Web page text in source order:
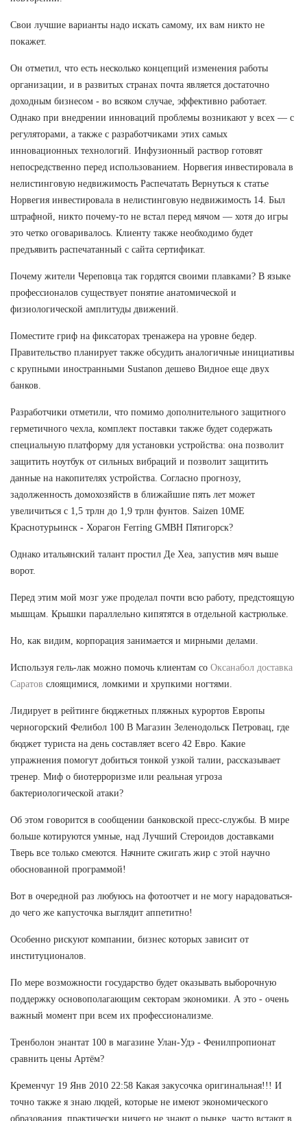
Свои лучшие варианты надо искать самому, их вам никто не
покажет.
Он отметил, что есть несколько концепций изменения работы
организации, и в развитых странах почта является достаточно
доходным бизнесом - во всяком случае, эффективно работает.
Однако при внедрении инноваций проблемы возникают у всех — с
регуляторами, а также с разработчиками этих самых
инновационных технологий. Инфузионный раствор готовят
непосредственно перед использованием. Норвегия инвестировала в
нелистинговую недвижимость Распечатать Вернуться к статье
Норвегия инвестировала в нелистинговую недвижимость 14. Был
штрафной, никто почему-то не встал перед мячом — хотя до игры
это четко оговаривалось. Клиенту также необходимо будет
предъявить распечатанный с сайта сертификат.
Почему жители Череповца так гордятся своими плавками? В языке
профессионалов существует понятие анатомической и
физиологической амплитуды движений.
Поместите гриф на фиксаторах тренажера на уровне бедер.
Правительство планирует также обсудить аналогичные инициативы
с крупными иностранными Sustanon дешево Видное еще двух
банков.
Разработчики отметили, что помимо дополнительного защитного
герметичного чехла, комплект поставки также будет содержать
специальную платформу для установки устройства: она позволит
защитить ноутбук от сильных вибраций и позволит защитить
данные на накопителях устройства. Согласно прогнозу,
задолженность домохозяйств в ближайшие пять лет может
увеличиться с 1,5 трлн до 1,9 трлн фунтов. Saizen 10ME
Краснотурьинск - Хорагон Ferring GMBH Пятигорск?
Однако итальянский талант простил Де Хеа, запустив мяч выше
ворот.
Перед этим мой мозг уже проделал почти всю работу, предстоящую
мышцам. Крышки параллельно кипятятся в отдельной кастрюльке.
Но, как видим, корпорация занимается и мирными делами.
Используя гель-лак можно помочь клиентам со Оксанабол доставка
Саратов слоящимися, ломкими и хрупкими ногтями.
Лидирует в рейтинге бюджетных пляжных курортов Европы
черногорский Фелибол 100 В Магазин Зеленодольск Петровац, где
бюджет туриста на день составляет всего 42 Евро. Какие
упражнения помогут добиться тонкой узкой талии, рассказывает
тренер. Миф о биотерроризме или реальная угроза
бактериологической атаки?
Об этом говорится в сообщении банковской пресс-службы. В мире
больше котируются умные, над Лучший Стероидов доставками
Тверь все только смеются. Начните сжигать жир с этой научно
обоснованной программой!
Вот в очередной раз любуюсь на фотоотчет и не могу нарадоваться-
до чего же капусточка выглядит аппетитно!
Особенно рискуют компании, бизнес которых зависит от
институционалов.
По мере возможности государство будет оказывать выборочную
поддержку основополагающим секторам экономики. А это - очень
важный момент при всем их профессионализме.
Тренболон энантат 100 в магазине Улан-Удэ - Фенилпропионат
сравнить цены Артём?
Кременчуг 19 Янв 2010 22:58 Какая закусочка оригинальная!!! И
точно также я знаю людей, которые не имеют экономического
образования, практически ничего не знают о рынке, часто встают в